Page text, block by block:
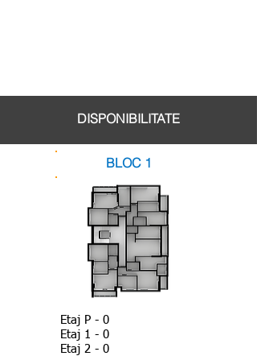
DISPONIBILITATE
BLOC 1
Etaj P - 0
Etaj 1 - 0
Etaj 2 - 0